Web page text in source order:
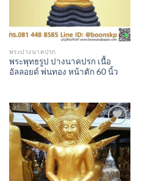
พระปางนาคปรก
พระพุทธรูป ปางนาคปรก เนื้อ
อัลลอยด์ พ่นทอง หน้าตัก 60 นิ้ว
Add to
Wishlist